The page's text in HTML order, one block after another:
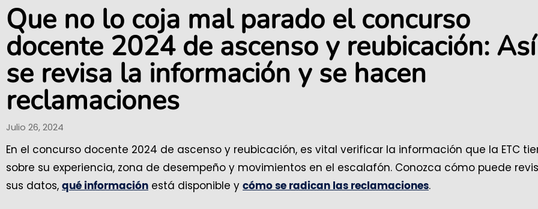
Que no lo coja mal parado el concurso
docente 2024 de ascenso y reubicación: Así
se revisa la información y se hacen
reclamaciones
Julio 26, 2024
En el concurso docente 2024 de ascenso y reubicación, es vital verificar la información que la ETC
sobre su experiencia, zona de desempeño y movimientos en el escalafón. Conozca cómo puede
sus datos, qué información está disponible y cómo se radican las reclamaciones.